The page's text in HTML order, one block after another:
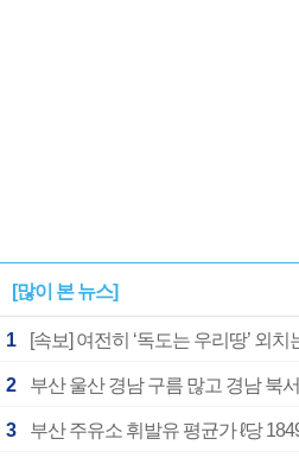
[많이 본 뉴스]
1
2
3 부산 주유소 휘발유 평균가 ℓ당